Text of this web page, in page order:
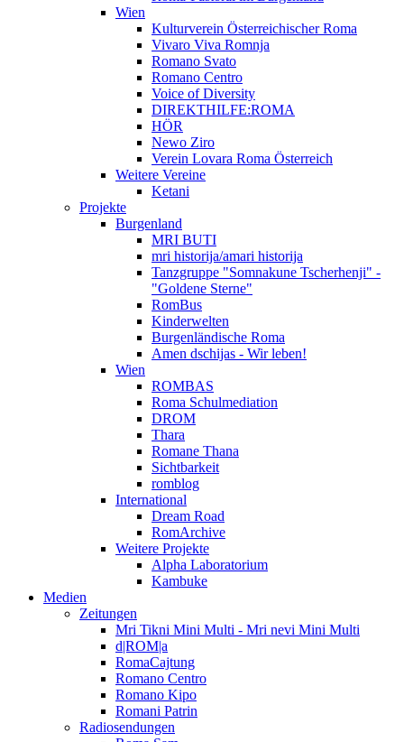
Wien
Kulturverein Österreichischer Roma
Vivaro Viva Romnja
Romano Svato
Romano Centro
Voice of Diversity
DIREKTHILFE:ROMA
HÖR
Newo Ziro
Verein Lovara Roma Österreich
Weitere Vereine
Ketani
Projekte
Burgenland
MRI BUTI
mri historija/amari historija
Tanzgruppe "Somnakune Tscherhenji" -
"Goldene Sterne"
RomBus
Kinderwelten
Burgenländische Roma
Amen dschijas - Wir leben!
Wien
ROMBAS
Roma Schulmediation
DROM
Thara
Romane Thana
Sichtbarkeit
romblog
International
Dream Road
RomArchive
Weitere Projekte
Alpha Laboratorium
Kambuke
Medien
Zeitungen
Mri Tikni Mini Multi - Mri nevi Mini Multi
d|ROM|a
RomaCajtung
Romano Centro
Romano Kipo
Romani Patrin
Radiosendungen